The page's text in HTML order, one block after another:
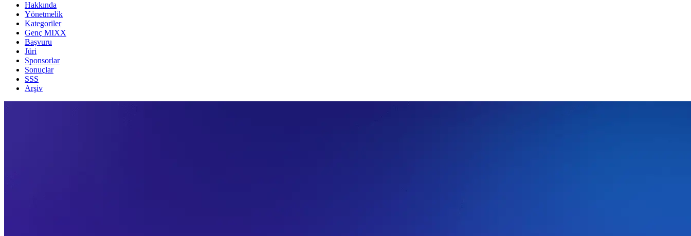
Hakkında
Yönetmelik
Kategoriler
Genç MIXX
Başvuru
Jüri
Sponsorlar
Sonuçlar
SSS
Arşiv